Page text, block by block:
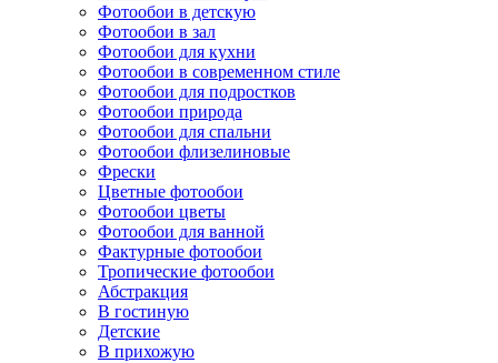
Фотообои в детскую
Фотообои в зал
Фотообои для кухни
Фотообои в современном стиле
Фотообои для подростков
Фотообои природа
Фотообои для спальни
Фотообои флизелиновые
Фрески
Цветные фотообои
Фотообои цветы
Фотообои для ванной
Фактурные фотообои
Тропические фотообои
Абстракция
В гостиную
Детские
В прихожую